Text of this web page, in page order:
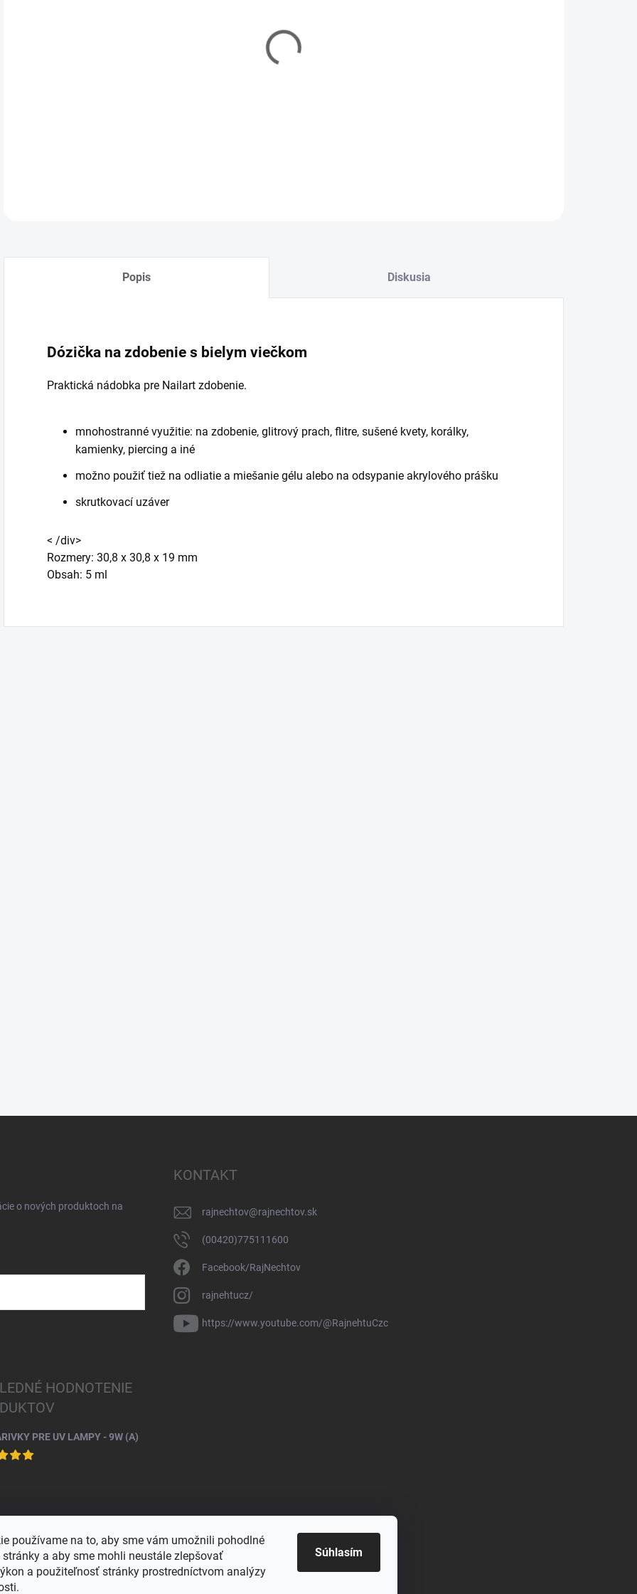
používame na to, aby sme vám umožnili pohodlné
stránky a aby sme mohli neustále zlepšovať
a použiteľnosť stránky prostredníctvom analýzy
Súhlasím
DETAILNÉ INFORMÁCIE
Popis Diskusia
Dózička na zdobenie s bielym viečkom
Praktická nádobka pre Nailart zdobenie.
mnohostranné využitie: na zdobenie, glitrový prach, flitre, sušené kvety, korálky,
kamienky, piercing a iné
možno použiť tiež na odliatie a miešanie gélu alebo na odsypanie akrylového prášku
skrutkovací uzáver
< /div>
Rozmery: 30,8 x 30,8 x 19 mm
Obsah: 5 ml
o nových produktoch na
KONTAKT
rajnechtov@rajnechtov.sk
(00420)775111600
Facebook/RajNechtov
rajnehtucz/
https://www.youtube.com/@RajnehtuCzc
HODNOTENIE
PRE UV LAMPY - 9W (A)